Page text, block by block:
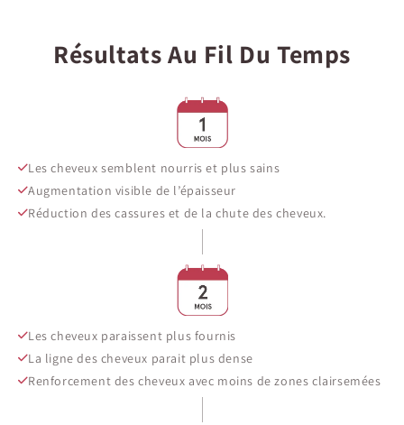
Résultats Au Fil Du Temps
Les cheveux semblent nourris et plus sains
Augmentation visible de l’épaisseur
Réduction des cassures et de la chute des cheveux.
Les cheveux paraissent plus fournis
La ligne des cheveux parait plus dense
Renforcement des cheveux avec moins de zones clairsemées